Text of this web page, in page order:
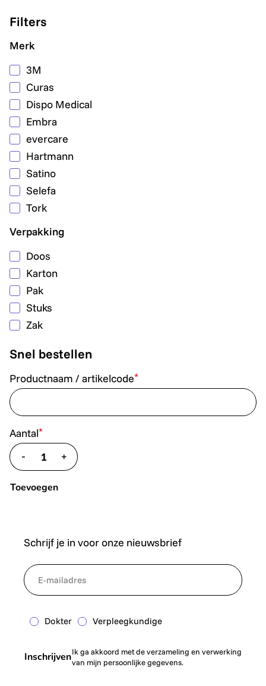
Filters
Merk
3M
Curas
Dispo Medical
Embra
evercare
Hartmann
Satino
Selefa
Tork
Verpakking
Doos
Karton
Pak
Stuks
Zak
Snel bestellen
Productnaam / artikelcode*
Aantal*
- translate.decrease
+translate.increase
Toevoegen
Schrijf je in voor onze nieuwsbrief
NewsletterEmail
Dokter Verpleegkundige
InschrijvenIk ga akkoord met de verzameling en verwerking
van mijn persoonlijke gegevens.